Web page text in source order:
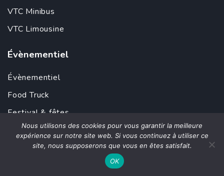
VTC Minibus
VTC Limousine
Évènementiel
Évènementiel
Food Truck
Festival & fêtes
Manifestation sportive
Grazing table
Nous utilisons des cookies pour vous garantir la meilleure
expérience sur notre site web. Si vous continuez à utiliser ce
site, nous supposerons que vous en êtes satisfait.
OK